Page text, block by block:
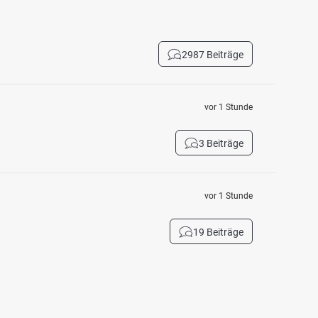
2987 Beiträge
vor 1 Stunde
3 Beiträge
vor 1 Stunde
19 Beiträge